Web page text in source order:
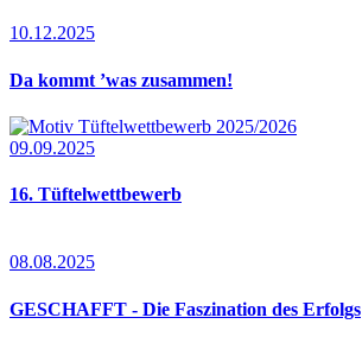
10.12.2025
Da kommt ’was zusammen!
09.09.2025
16. Tüftelwettbewerb
08.08.2025
GESCHAFFT - Die Faszination des Erfolgs